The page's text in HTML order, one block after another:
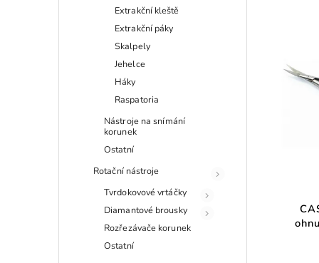
Extrakční kleště
Extrakční páky
Skalpely
Jehelce
Háky
Raspatoria
Nástroje na snímání
korunek
Ostatní
Rotační nástroje
Tvrdokovové vrtáčky
Diamantové brousky
Rozřezávače korunek
Ostatní